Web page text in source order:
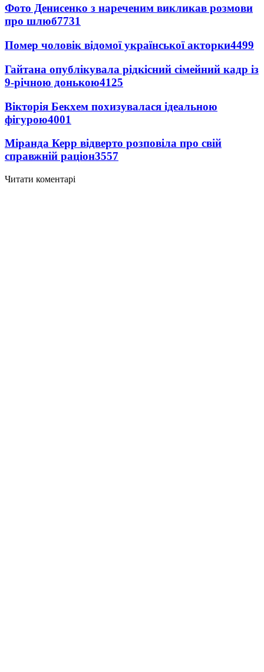
Фото Денисенко з нареченим викликав розмови
про шлюб7731
Помер чоловік відомої української акторки4499
Гайтана опублікувала рідкісний сімейний кадр із
9-річною донькою4125
Вікторія Бекхем похизувалася ідеальною
фігурою4001
Міранда Керр відверто розповіла про свій
справжній раціон3557
Читати коментарі